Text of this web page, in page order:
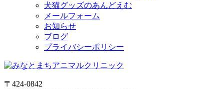
犬猫グッズのあんどえむ
メールフォーム
お知らせ
ブログ
プライバシーポリシー
〒424-0842